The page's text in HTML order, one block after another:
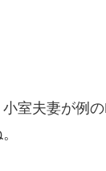
室夫妻が例